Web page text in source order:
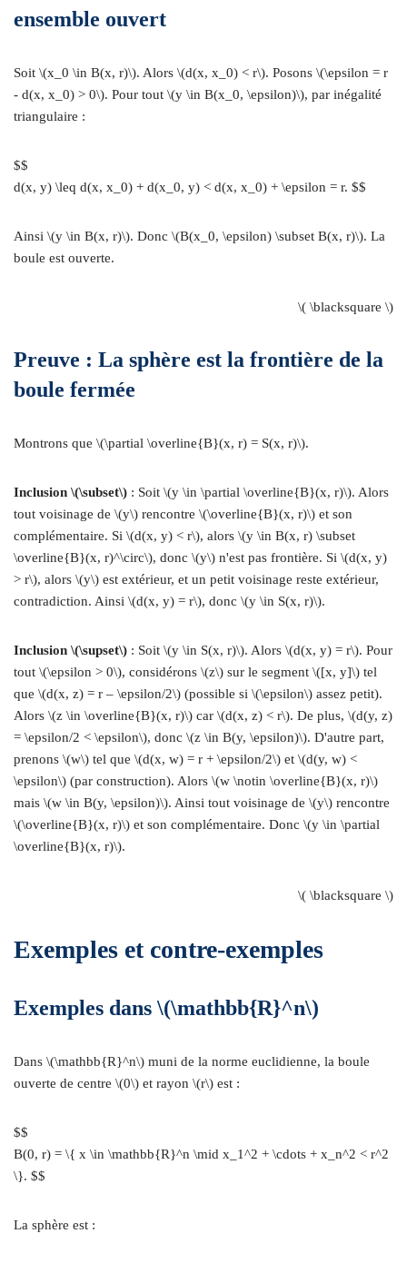
ensemble ouvert
Soit \(x_0 \in B(x, r)\). Alors \(d(x, x_0) < r\). Posons \(\epsilon = r
- d(x, x_0) > 0\). Pour tout \(y \in B(x_0, \epsilon)\), par inégalité
triangulaire :
$$
d(x, y) \leq d(x, x_0) + d(x_0, y) < d(x, x_0) + \epsilon = r. $$
Ainsi \(y \in B(x, r)\). Donc \(B(x_0, \epsilon) \subset B(x, r)\). La
boule est ouverte.
\( \blacksquare \)
Preuve : La sphère est la frontière de la
boule fermée
Montrons que \(\partial \overline{B}(x, r) = S(x, r)\).
Inclusion \(\subset\) : Soit \(y \in \partial \overline{B}(x, r)\). Alors
tout voisinage de \(y\) rencontre \(\overline{B}(x, r)\) et son
complémentaire. Si \(d(x, y) < r\), alors \(y \in B(x, r) \subset
\overline{B}(x, r)^\circ\), donc \(y\) n'est pas frontière. Si \(d(x, y)
> r\), alors \(y\) est extérieur, et un petit voisinage reste extérieur,
contradiction. Ainsi \(d(x, y) = r\), donc \(y \in S(x, r)\).
Inclusion \(\supset\) : Soit \(y \in S(x, r)\). Alors \(d(x, y) = r\). Pour
tout \(\epsilon > 0\), considérons \(z\) sur le segment \([x, y]\) tel
que \(d(x, z) = r – \epsilon/2\) (possible si \(\epsilon\) assez petit).
Alors \(z \in \overline{B}(x, r)\) car \(d(x, z) < r\). De plus, \(d(y, z)
= \epsilon/2 < \epsilon\), donc \(z \in B(y, \epsilon)\). D'autre part,
prenons \(w\) tel que \(d(x, w) = r + \epsilon/2\) et \(d(y, w) <
\epsilon\) (par construction). Alors \(w \notin \overline{B}(x, r)\)
mais \(w \in B(y, \epsilon)\). Ainsi tout voisinage de \(y\) rencontre
\(\overline{B}(x, r)\) et son complémentaire. Donc \(y \in \partial
\overline{B}(x, r)\).
\( \blacksquare \)
Exemples et contre-exemples
Exemples dans \(\mathbb{R}^n\)
Dans \(\mathbb{R}^n\) muni de la norme euclidienne, la boule
ouverte de centre \(0\) et rayon \(r\) est :
$$
B(0, r) = \{ x \in \mathbb{R}^n \mid x_1^2 + \cdots + x_n^2 < r^2
\}. $$
La sphère est :